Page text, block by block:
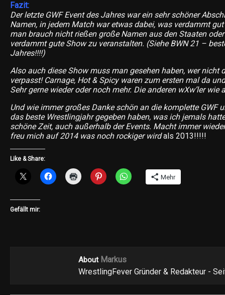
Fazit:
Der letzte GWF Event des Jahres war ein sehr schöner
Namen, in jedem Match war etwas dabei, was verdammt
man brauch nicht rießen große Namen aus den Staaten
verdammt gute Show zu veranstalten. (Siehe BWN 21 –
Jahres!!!!)
Also auch diese Show muss man gesehen haben, wer nicht
verpasst! Carnage, Hot & Spicy waren zum ersten mal da
Sehr gerne wieder oder noch mehr. Die anderen wXw’ler wie
Und wie immer großes Danke schön an die komplette GWF
das beste Wrestlingjahr gegeben haben, was ich jemals
schöne Zeit, auch außerhalb der Events. Macht immer
freu mich auf 2014 was noch rockiger wirdals 2013!!!!!
Like & Share:
Mehr
Gefällt mir:
About Markus
WrestlingFever Gründer & Redakteur -